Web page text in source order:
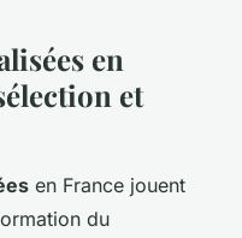
en
et
en France jouent
du